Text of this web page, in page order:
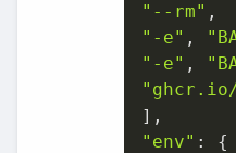
"--rm"
"-e" ,
"-e" ,
"ghcr.io/
"env"